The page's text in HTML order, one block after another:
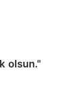
olsun."